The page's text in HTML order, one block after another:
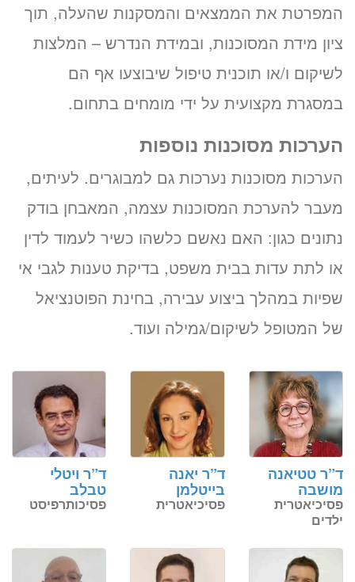
המפרטת את הממצאים והמסקנות שהעלה, תוך
ציון מידת המסוכנות, ובמידת הנדרש – המלצות
לשיקום ו/או תוכנית טיפול שיבוצעו אף הם
במסגרת מקצועית על ידי מומחים בתחום.
הערכות מסוכנות נוספות
הערכות מסוכנות נערכות גם למבוגרים. לעיתים,
מעבר להערכת המסוכנות עצמה, המאבחן בודק
נתונים כגון: האם נאשם כלשהו כשיר לעמוד לדין
או לתת עדות בבית משפט, בדיקת טענות לגבי אי
שפיות במהלך ביצוע עבירה, בחינת הפוטנציאל
של המטופל לשיקום/גמילה ועוד.
ד”ר ויטלי
טבלב
פסיכותרפיסט
ד”ר יאנה
בייטלמן
פסיכיאטרית
ד”ר טטיאנה
מושבה
פסיכיאטרית
ילדים